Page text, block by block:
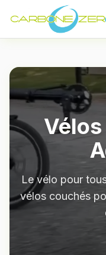
Le vélo pour
vélos couchés